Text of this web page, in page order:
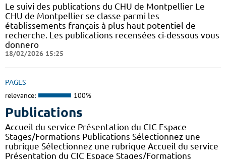
Le suivi des publications du CHU de Montpellier Le
CHU de Montpellier se classe parmi les
établissements français à plus haut potentiel de
recherche. Les publications recensées ci-dessous vous
donnero
18/02/2026 15:25
PAGES
relevance: 100%
Publications
Accueil du service Présentation du CIC Espace
Stages/Formations Publications Sélectionnez une
rubrique Sélectionnez une rubrique Accueil du service
Présentation du CIC Espace Stages/Formations